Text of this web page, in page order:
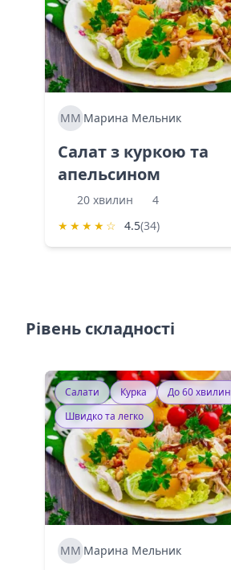
ММ Марина Мельник
Салат з куркою та
апельсином
20 хвилин
4
★ ★ ★ ★ ☆ 4.5(34)
Рівень складності
Салати Курка
До 60 хвилин
Швидко та легко
ММ Марина Мельник